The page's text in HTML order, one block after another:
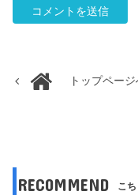
トップペー
RECOMMEND こ